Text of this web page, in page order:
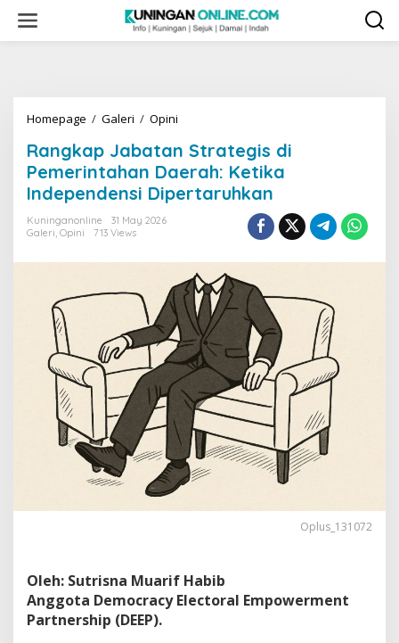
content
Homepage / Galeri / Opini
Strategis
di
Pemerintahan
Daerah:
Independensi
Rangkap Jabatan Strategis di
Pemerintahan Daerah: Ketika
Independensi Dipertaruhkan
Kuninganonline
31 May 2026
Galeri, Opini 713 Views
Oplus_131072
Oleh: Sutrisna Muarif Habib
Anggota Democracy Electoral Empowerment
Partnership (DEEP).